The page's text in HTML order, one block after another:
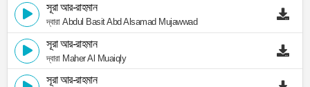
সূরা আর-রাহমান
দ্বারা Abdul Basit Abd Alsamad Mujawwad
সূরা আর-রাহমান
দ্বারা Maher Al Muaiqly
সূরা আর-রাহমান